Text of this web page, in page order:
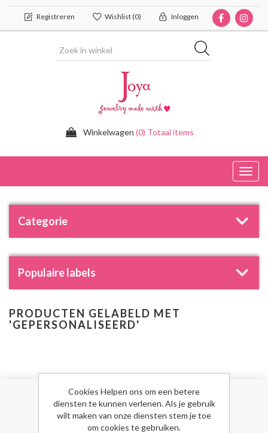
Registreren Wishlist(0) Inloggen
Winkelwagen (0) Totaal items
Categorie
Populaire labels
PRODUCTEN GELABELD MET
'GEPERSONALISEERD'
MIJN ACCOUNT
Cookies Helpen ons om een betere
diensten te kunnen verlenen. Als je gebruik
wilt maken van onze diensten stem je toe
om cookies te gebruiken.